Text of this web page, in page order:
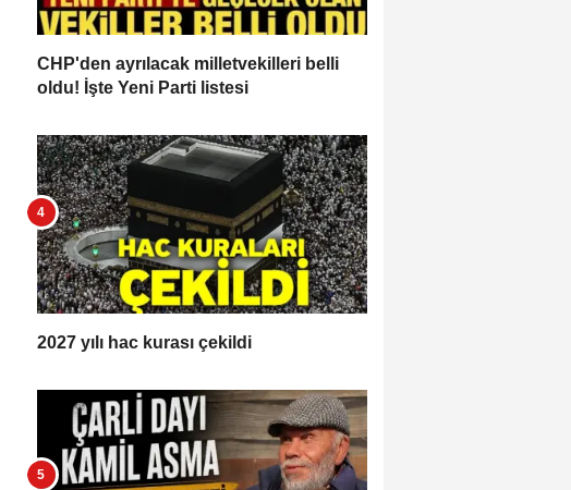
CHP'den ayrılacak milletvekilleri belli
oldu! İşte Yeni Parti listesi
2027 yılı hac kurası çekildi